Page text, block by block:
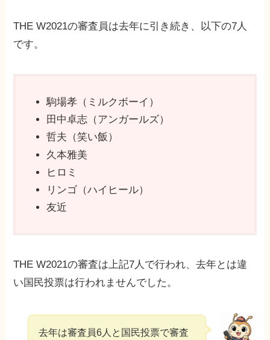
THE W2021の審査員は去年に引き続き、以下の7人
です。
駒場孝（ミルクボーイ）
田中卓志（アンガールズ）
哲夫（笑い飯）
久本雅美
ヒロミ
リンゴ（ハイヒール）
友近
THE W2021の審査は上記7人で行われ、去年とは違
い国民投票は行われませんでした。
去年は審査員6人と国民投票で審査